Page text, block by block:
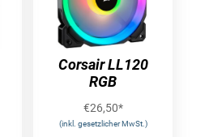
Corsair LL120
RGB
€26,50*
(inkl. gesetzlicher MwSt.)